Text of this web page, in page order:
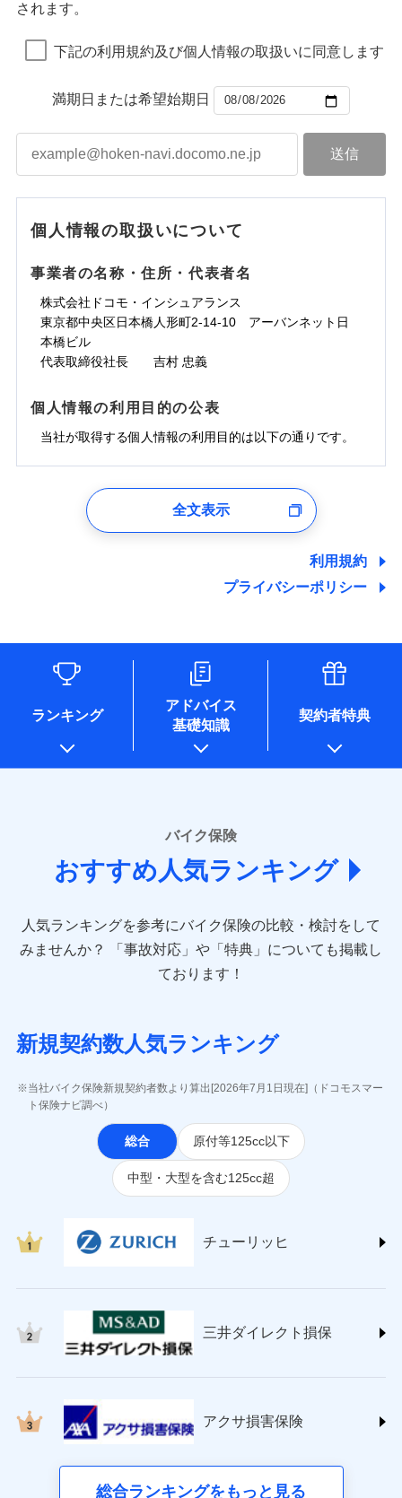
されます。
下記の利用規約及び個人情報の取扱いに同意します
満期日または希望始期日
個人情報の取扱いについて
事業者の名称・住所・代表者名
株式会社ドコモ・インシュアランス
東京都中央区日本橋人形町2-14-10 アーバンネット日
本橋ビル
代表取締役社長 吉村 忠義
個人情報の利用目的の公表
当社が取得する個人情報の利用目的は以下の通りです。
ユーザー登録受付および、管理のため
しくは委託を受けている保険会社・提携会社の保険その他に
た維持管理等の委託業務遂行のため、またそれらに付帯、関
情報を取引のある他の保険会社の商品・サービスをご提案す
るために利用させていただくことがあります。）
各種セミナーの開催のため
アンケートやキャンペーン等の実施のため
上記に係る案内・手続き・管理等付帯業務を行うため
* 当社が委託を受けている保険会社の情報は、保険会社
のホームページに掲載しておりますので、ご確認くださ
あいおいニッセイ同和損害保険株式会社
(https://www.aioinissaydowa.co.jp/)
アクサ損害保険株式会社 (https://www.axa-
アニコム損害保険株式会社 (https://www.anicom-
sompo.co.jp/)
東京海上ダイレクト損害保険株式会社
(https://www.e-design.net/)
ＳＢＩ損害保険株式会社
ジェイアイ傷害火災保険株式会社
(https://www.jihoken.co.jp/)
ソニー損害保険株式会社
(https://www.sonysonpo.co.jp/)
損害保険ジャパン株式会社 (https://www.sompo-
japan.co.jp/)
ＳＯＭＰＯダイレクト損害保険株式会社
チューリッヒ保険会社 (https://www.zurich.co.jp/)
(https://www.nisshinfire.co.jp/)
ペット＆ファミリー損害保険株式会社
(https://www.petfamilyins.co.jp/)
三井住友海上火災保険株式会社 (https://www.ms-
三井ダイレクト損害保険株式会社
(https://www.mitsui-direct.co.jp/)
全文表示
利用規約
プライバシーポリシー
ランキング
アドバイス
基礎知識
契約者特典
バイク保険
おすすめ人気ランキング
人気ランキングを参考にバイク保険の比較・検討をして
みませんか？
「事故対応」や「特典」についても掲載し
ております！
新規契約数人気ランキング
当社バイク保険新規契約者数より算出[2026年7月1日現在]（ドコモスマー
ト保険ナビ調べ）
総合 原付等125cc以下
中型・大型を含む125cc超
チューリッヒ
三井ダイレクト損保
アクサ損害保険
総合ランキングをもっと見る